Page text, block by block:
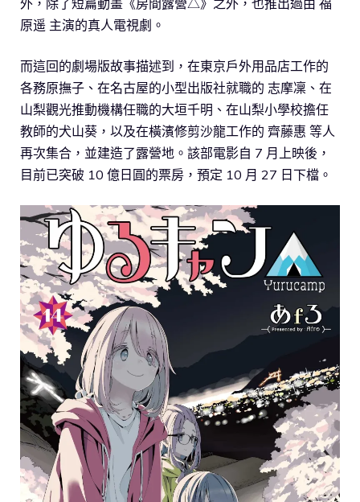
原遥 主演的真人電視劇。
而這回的劇場版故事描述到，在東京戶外用品店工作的
各務原撫子、在名古屋的小型出版社就職的 志摩凜、在
山梨觀光推動機構任職的大垣千明、在山梨小學校擔任
教師的犬山葵，以及在橫濱修剪沙龍工作的 齊藤惠 等人
再次集合，並建造了露營地。該部電影自 7 月上映後，
目前已突破 10 億日圓的票房，預定 10 月 27 日下檔。